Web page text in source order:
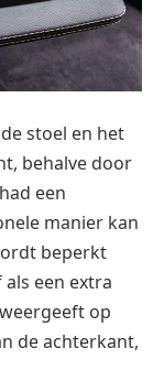
stoel en het
behalve door
een
manier kan
beperkt
een extra
op
de achterkant,